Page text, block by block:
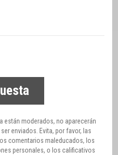
están moderados, no aparecerán
enviados. Evita, por favor, las
comentarios maleducados, los
personales, o los calificativos